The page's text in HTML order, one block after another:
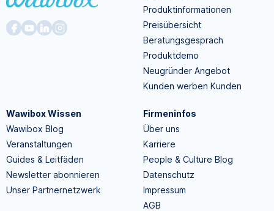
Produktinformationen
Preisübersicht
Beratungsgespräch
Produktdemo
Neugründer Angebot
Kunden werben Kunden
Wawibox Wissen
Wawibox Blog
Veranstaltungen
Guides & Leitfäden
Newsletter abonnieren
Unser Partnernetzwerk
Firmeninfos
Über uns
Karriere
People & Culture Blog
Datenschutz
Impressum
AGB